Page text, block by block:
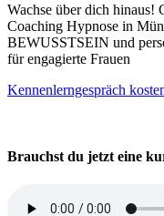
Wachse über dich hinaus!
Coaching Hypnose in
BEWUSSTSEIN und
für engagierte Frauen
Kennenlerngespräch
Brauchst du jetzt eine